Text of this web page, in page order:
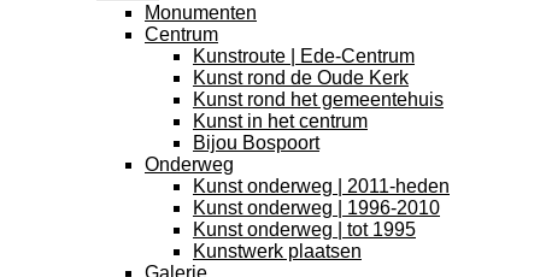
Monumenten
Centrum
Kunstroute | Ede-Centrum
Kunst rond de Oude Kerk
Kunst rond het gemeentehuis
Kunst in het centrum
Bijou Bospoort
Onderweg
Kunst onderweg | 2011-heden
Kunst onderweg | 1996-2010
Kunst onderweg | tot 1995
Kunstwerk plaatsen
Galerie